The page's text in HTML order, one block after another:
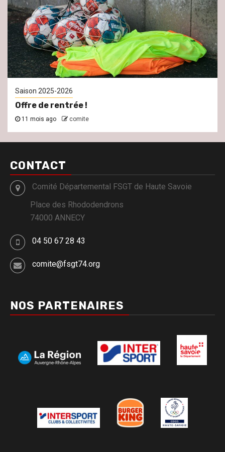
Saison 2025-2026
Offre de rentrée !
11 mois ago comite
CONTACT
Comité Départemental FSGT de Haute Savoie
Place des Rhododendrons
74000 ANNECY
04 50 67 28 43
comite@fsgt74.org
NOS PARTENAIRES